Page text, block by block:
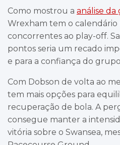
Como mostrou a análise da
Wrexham tem o calendário
concorrentes ao play-off.
pontos seria um recado
e para a confiança do
Com Dobson de volta ao
tem mais opções para
recuperação de bola. A
consegue manter a
vitória sobre o Swansea,